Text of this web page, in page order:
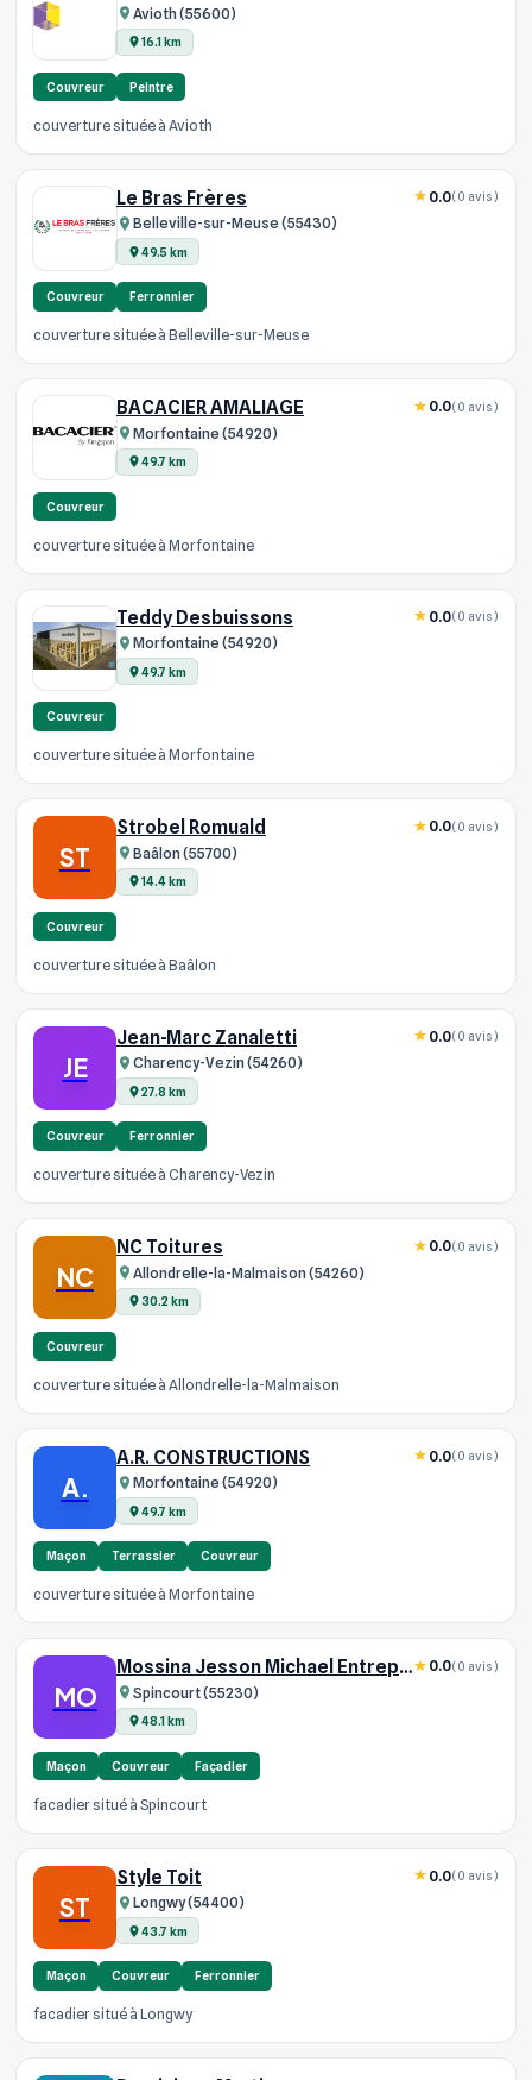
Avioth (55600)
16.1 km
Couvreur Peintre
couverture située à Avioth
Le Bras Frères
Belleville-sur-Meuse (55430)
49.5 km
0.0(0 avis)
Couvreur Ferronnier
couverture située à Belleville-sur-Meuse
BACACIER AMALIAGE
Morfontaine (54920)
49.7 km
0.0(0 avis)
Couvreur
couverture située à Morfontaine
Teddy Desbuissons
Morfontaine (54920)
49.7 km
0.0(0 avis)
Couvreur
couverture située à Morfontaine
ST
Strobel Romuald
Baâlon (55700)
14.4 km
0.0(0 avis)
Couvreur
couverture située à Baâlon
JE
Jean-Marc Zanaletti
Charency-Vezin (54260)
27.8 km
0.0(0 avis)
Couvreur Ferronnier
couverture située à Charency-Vezin
NC
NC Toitures
Allondrelle-la-Malmaison (54260)
30.2 km
0.0(0 avis)
Couvreur
couverture située à Allondrelle-la-Malmaison
A.
A.R. CONSTRUCTIONS
Morfontaine (54920)
49.7 km
0.0(0 avis)
Maçon Terrassier Couvreur
couverture située à Morfontaine
MO
Mossina Jesson Michael Entreprise
Spincourt (55230)
48.1 km
0.0(0 avis)
Maçon Couvreur Façadier
facadier situé à Spincourt
ST
Style Toit
Longwy (54400)
43.7 km
0.0(0 avis)
Maçon Couvreur Ferronnier
facadier situé à Longwy